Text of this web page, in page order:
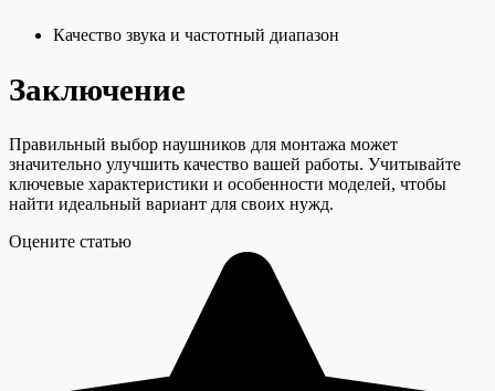
Качество звука и частотный диапазон
Заключение
Правильный выбор наушников для монтажа может
значительно улучшить качество вашей работы. Учитывайте
ключевые характеристики и особенности моделей, чтобы
найти идеальный вариант для своих нужд.
Оцените статью